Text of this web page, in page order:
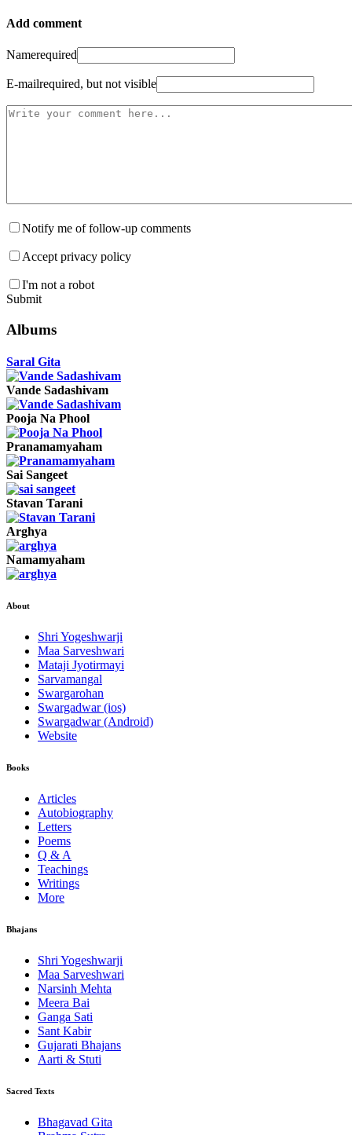
Add comment
Namerequired
E-mailrequired, but not visible
Notify me of follow-up comments
Accept privacy policy
I'm not a robot
Submit
Albums
Saral Gita
Vande Sadashivam
Pooja Na Phool
Pranamamyaham
Sai Sangeet
Stavan Tarani
Arghya
Namamyaham
About
Shri Yogeshwarji
Maa Sarveshwari
Mataji Jyotirmayi
Sarvamangal
Swargarohan
Swargadwar (ios)
Swargadwar (Android)
Website
Books
Articles
Autobiography
Letters
Poems
Q & A
Teachings
Writings
More
Bhajans
Shri Yogeshwarji
Maa Sarveshwari
Narsinh Mehta
Meera Bai
Ganga Sati
Sant Kabir
Gujarati Bhajans
Aarti & Stuti
Sacred Texts
Bhagavad Gita